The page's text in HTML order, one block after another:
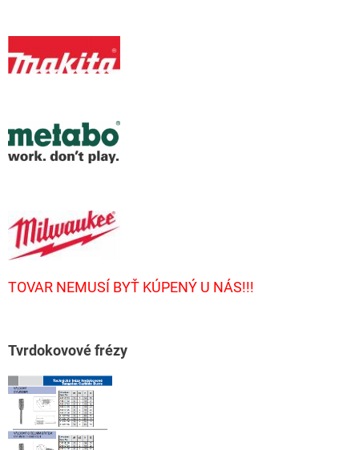
TOVAR NEMUSÍ BYŤ KÚPENÝ U NÁS!!!
Tvrdokovové frézy